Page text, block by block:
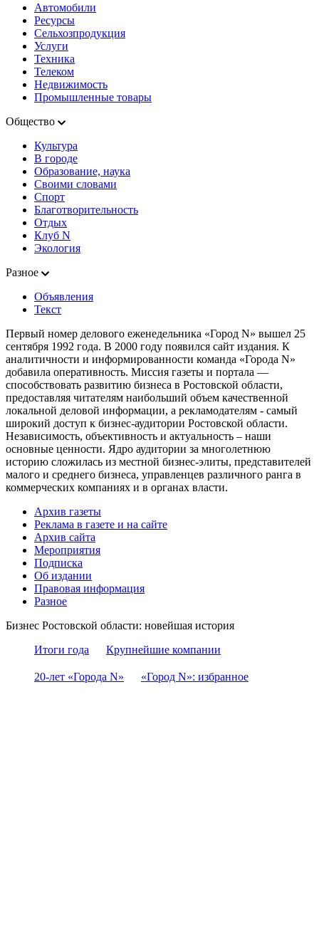
Автомобили
Ресурсы
Сельхозпродукция
Услуги
Техника
Телеком
Недвижимость
Промышленные товары
Общество
Культура
В городе
Образование, наука
Своими словами
Спорт
Благотворительность
Отдых
Клуб N
Экология
Разное
Объявления
Текст
Первый номер делового еженедельника «Город N» вышел 25
сентября 1992 года. В 2000 году появился сайт издания. К
аналитичности и информированности команда «Города N»
добавила оперативность. Миссия газеты и портала —
способствовать развитию бизнеса в Ростовской области,
предоставляя читателям наибольший объем качественной
локальной деловой информации, а рекламодателям - самый
широкий доступ к бизнес-аудитории Ростовской области.
Независимость, объективность и актуальность – наши
основные ценности. Ядро аудитории за многолетнюю
историю сложилась из местной бизнес-элиты, представителей
малого и среднего бизнеса, управленцев различного ранга в
коммерческих компаниях и в органах власти.
Архив газеты
Реклама в газете и на сайте
Архив сайта
Мероприятия
Подписка
Об издании
Правовая информация
Разное
Бизнес Ростовской области: новейшая история
Итоги года
Крупнейшие компании
20-лет «Города N» «Город N»: избранное